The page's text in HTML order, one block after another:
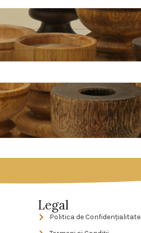
Legal
Politica de Confidenţialitate